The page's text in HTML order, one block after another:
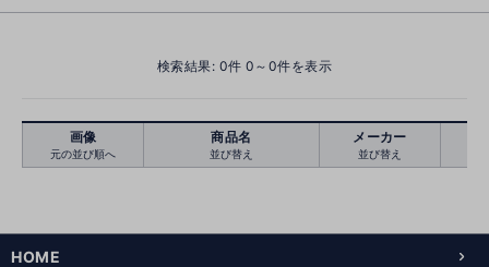
絞り込む クリア
検索結果: 0件 0～0件を表示
画像
元の並び順へ
商品名
並び替え
メーカー
並び替え
HOME